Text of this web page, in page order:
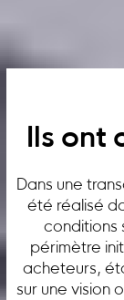
Ils ont
Dans une
été réalisé
conditions
périmètre
acheteurs,
sur une vision